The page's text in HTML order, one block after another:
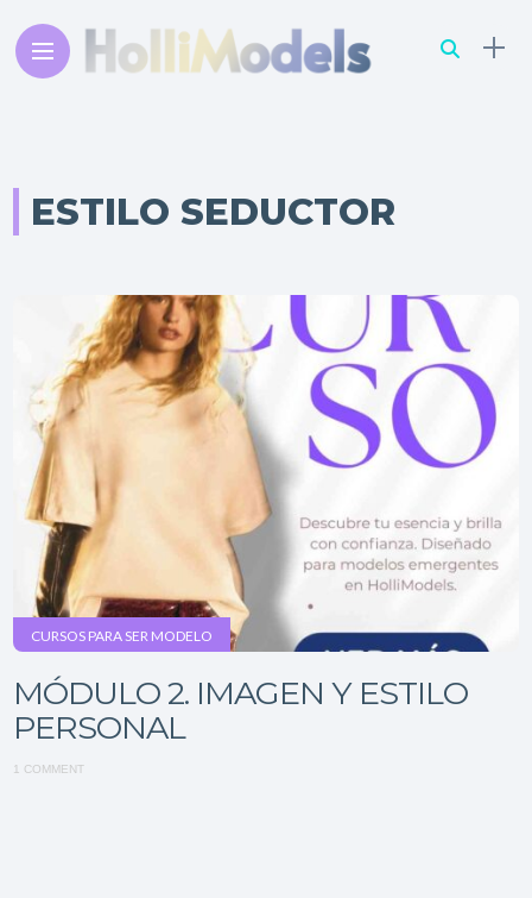
ESTILO SEDUCTOR
CURSOS PARA SER MODELO
MÓDULO 2. IMAGEN Y ESTILO
PERSONAL
1 COMMENT